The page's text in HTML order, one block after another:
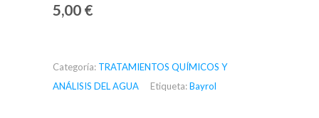
5,00 €
Categoría: TRATAMIENTOS QUÍMICOS Y
ANÁLISIS DEL AGUA
Etiqueta:Bayrol